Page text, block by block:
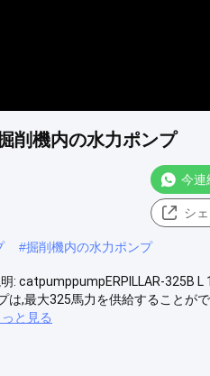
削機内の水力ポンプ
今連
シ
#掘削機内の水力ポンプ
: catpumppumpERPILLAR-325B
,最大325馬力を供給することが
っと見る